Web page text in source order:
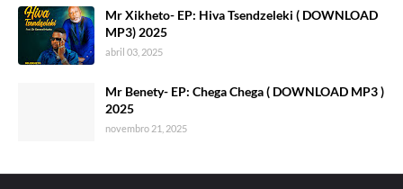
Mr Xikheto- EP: Hiva Tsendzeleki ( DOWNLOAD
MP3) 2025
abril 03, 2025
Mr Benety- EP: Chega Chega ( DOWNLOAD MP3 )
2025
novembro 21, 2025